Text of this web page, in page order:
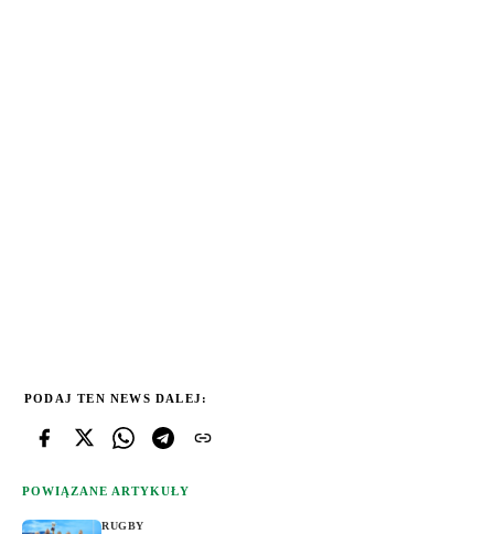
PODAJ TEN NEWS DALEJ:
POWIĄZANE ARTYKUŁY
RUGBY